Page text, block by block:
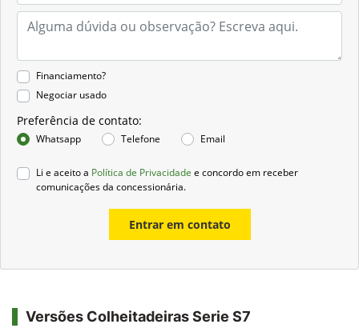
Financiamento?
Negociar usado
Preferência de contato:
Whatsapp Telefone Email
Li e aceito a Política de Privacidade e concordo em receber
comunicações da concessionária.
Entrar em contato
Versões Colheitadeiras Serie S7